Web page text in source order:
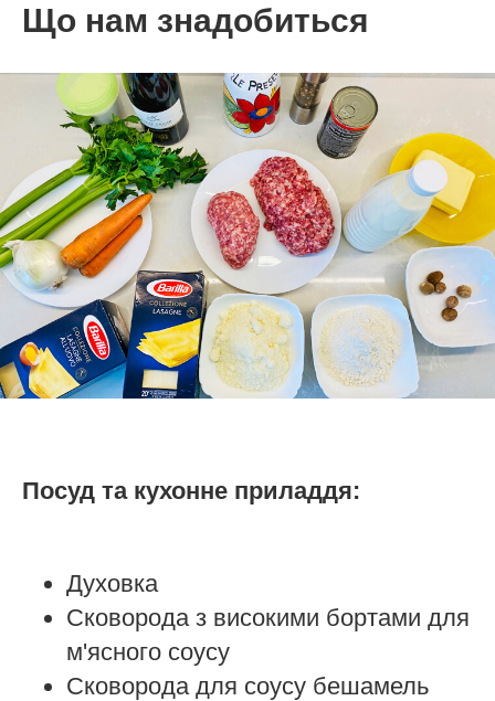
Що нам знадобиться
Посуд та кухонне приладдя:
Духовка
Сковорода з високими бортами для
м'ясного соусу
Сковорода для соусу бешамель